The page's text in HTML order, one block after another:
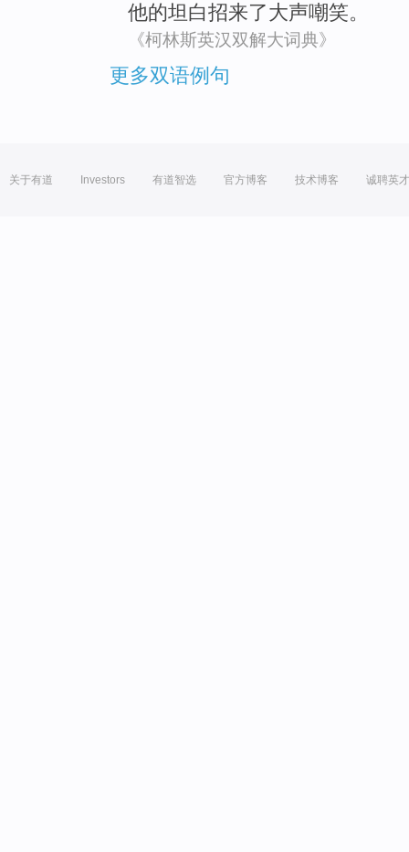
他的坦白招来了大声嘲笑。
《柯林斯英汉双解大词典》
更多双语例句
关于有道 Investors 有道智选 官方博客 技术博客 诚聘英才